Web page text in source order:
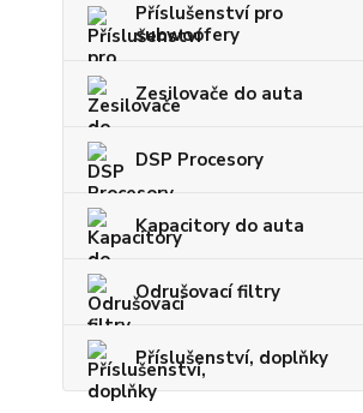
Příslušenství pro
subwoofery
Zesilovače do auta
DSP Procesory
Kapacitory do auta
Odrušovací filtry
Příslušenství, doplňky